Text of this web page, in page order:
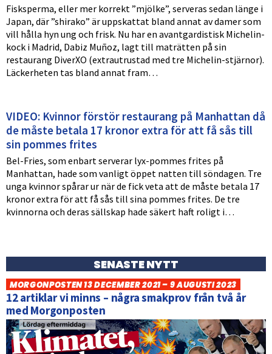
Fisksperma, eller mer korrekt ”mjölke”, serveras sedan länge i
Japan, där ”shirako” är uppskattat bland annat av damer som
vill hålla hyn ung och frisk. Nu har en avantgardistisk Michelin-
kock i Madrid, Dabiz Muñoz, lagt till maträtten på sin
restaurang DiverXO (extrautrustad med tre Michelin-stjärnor).
Läckerheten tas bland annat fram…
VIDEO: Kvinnor förstör restaurang på Manhattan då
de måste betala 17 kronor extra för att få sås till
sin pommes frites
Bel-Fries, som enbart serverar lyx-pommes frites på
Manhattan, hade som vanligt öppet natten till söndagen. Tre
unga kvinnor spårar ur när de fick veta att de måste betala 17
kronor extra för att få sås till sina pommes frites. De tre
kvinnorna och deras sällskap hade säkert haft roligt i…
SENASTE NYTT
MORGONPOSTEN 13 DECEMBER 2021 – 9 AUGUSTI 2023
12 artiklar vi minns – några smakprov från två år
med Morgonposten